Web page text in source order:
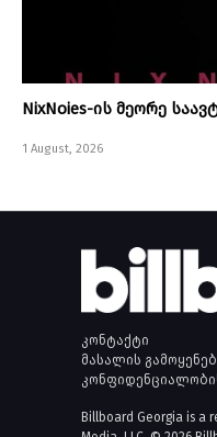
NixNoies-ის მეორე
1 August, 2026
კონტაქტი
მასალის
Billboard Georgia is a